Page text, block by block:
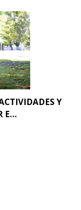
Y
E...